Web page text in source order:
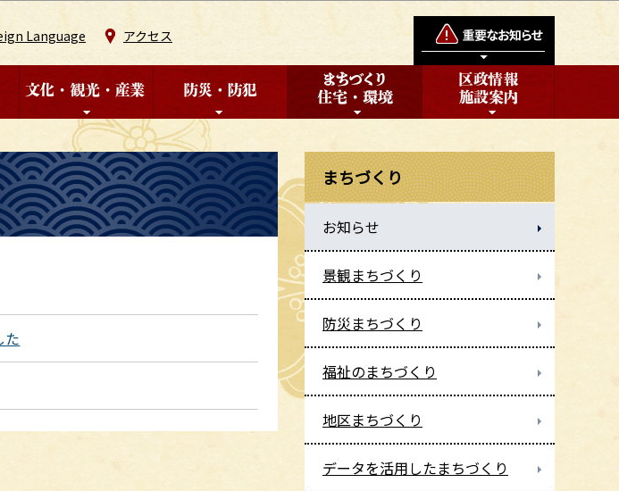
Language アクセス
た
まちづくり
お知らせ
景観まちづくり
防災まちづくり
福祉のまちづくり
地区まちづくり
データを活用したまちづくり